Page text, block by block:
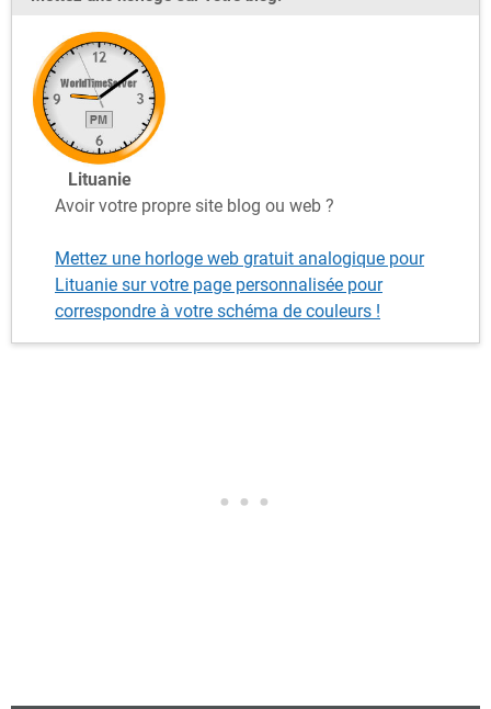
Lituanie
Avoir votre propre site blog ou web ?
Mettez une horloge web gratuit analogique pour
Lituanie sur votre page personnalisée pour
correspondre à votre schéma de couleurs !